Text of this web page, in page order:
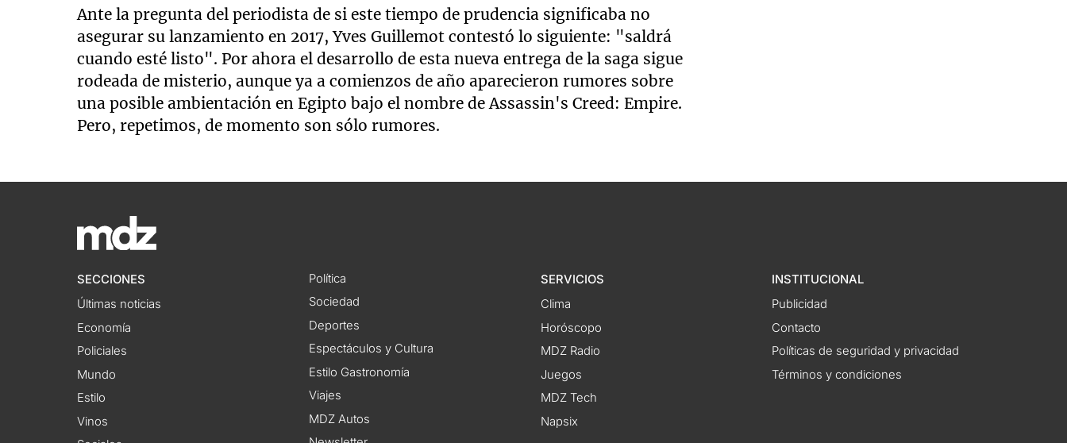
Ante la pregunta del periodista de si este tiempo de prudencia significaba no
asegurar su lanzamiento en 2017, Yves Guillemot contestó lo siguiente: "saldrá
cuando esté listo". Por ahora el desarrollo de esta nueva entrega de la saga sigue
rodeada de misterio, aunque ya a comienzos de año aparecieron rumores sobre
una posible ambientación en Egipto bajo el nombre de Assassin's Creed: Empire.
Pero, repetimos, de momento son sólo rumores.
SECCIONES
Últimas noticias
Economía
Policiales
Mundo
Estilo
Vinos
Política
Sociedad
Deportes
Espectáculos y Cultura
Estilo Gastronomía
Viajes
MDZ Autos
SERVICIOS
Clima
Horóscopo
MDZ Radio
Juegos
MDZ Tech
Napsix
INSTITUCIONAL
Publicidad
Contacto
Políticas de seguridad y privacidad
Términos y condiciones